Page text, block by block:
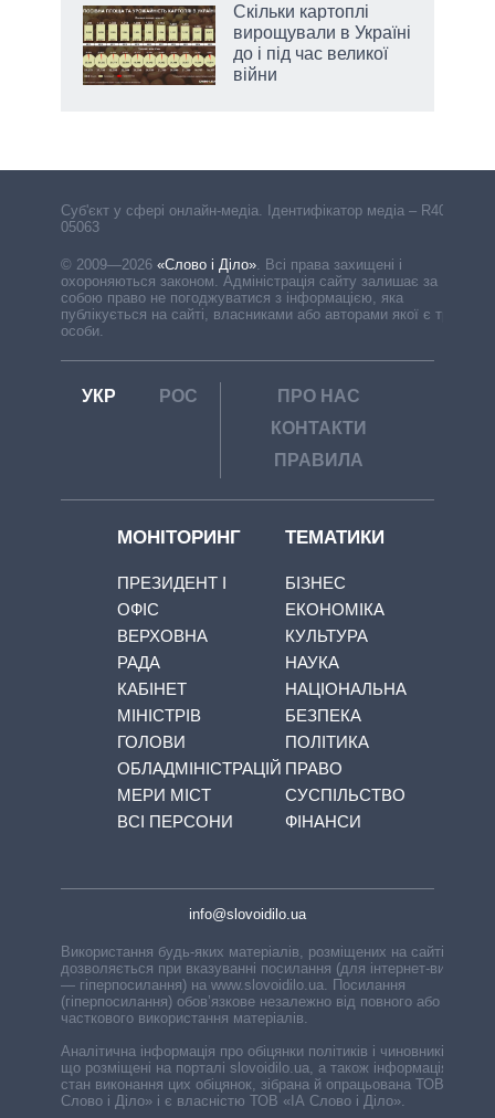
Скільки картоплі
вирощували в Україні
до і під час великої
війни
Cуб'єкт у сфері онлайн-медіа. Ідентифікатор медіа – R40-
05063
© 2009—2026 «Слово і Діло»
Всі права захищені і
охороняються законом. Адміністрація сайту залишає за
собою право не погоджуватися з інформацією, яка
публікується на сайті, власниками або авторами якої є треті
особи.
УКР РОС
ПРО НАС
КОНТАКТИ
ПРАВИЛА
МОНІТОРИНГ
ПРЕЗИДЕНТ І
ОФІС
ВЕРХОВНА
РАДА
КАБІНЕТ
МІНІСТРІВ
ГОЛОВИ
ОБЛАДМІНІСТРАЦІЙ
МЕРИ МІСТ
ВСІ ПЕРСОНИ
ТЕМАТИКИ
БІЗНЕС
ЕКОНОМІКА
КУЛЬТУРА
НАУКА
НАЦІОНАЛЬНА
БЕЗПЕКА
ПОЛІТИКА
ПРАВО
СУСПІЛЬСТВО
ФІНАНСИ
info@slovoidilo.ua
Використання будь-яких матеріалів, розміщених на сайті,
дозволяється при вказуванні посилання (для інтернет-видань
— гіперпосилання) на www.slovoidilo.ua. Посилання
(гіперпосилання) обов’язкове незалежно від повного або
часткового використання матеріалів.
Аналітична інформація про обіцянки політиків і чиновників,
що розміщені на порталі slovoidilo.ua, а також інформація про
стан виконання цих обіцянок, зібрана й опрацьована ТОВ «ІА
Слово і Діло» і є власністю ТОВ «ІА Слово і Діло».